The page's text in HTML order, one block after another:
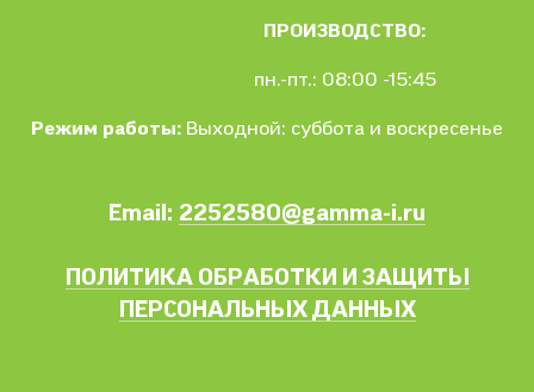
Режим работы:
ПРОИЗВОДСТВО:
пн.-пт.: 08:00 -15:45
Выходной: суббота и воскресенье
Email: 2252580@gamma-i.ru
ПОЛИТИКА ОБРАБОТКИ И ЗАЩИТЫ
ПЕРСОНАЛЬНЫХ ДАННЫХ